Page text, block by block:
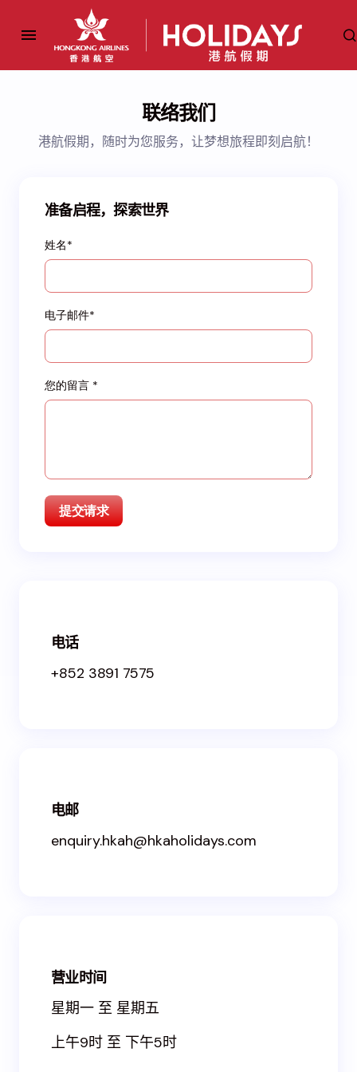
联络我们
港航假期，随时为您服务，让梦想旅程即刻启航！
准备启程，探索世界
姓名*
电子邮件*
您的留言 *
电话
+852 3891 7575
电邮
enquiry.hkah@hkaholidays.com
营业时间
星期一 至 星期五
上午9时 至 下午5时